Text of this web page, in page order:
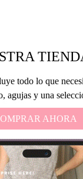
todo lo que
agujas y una
AHORA